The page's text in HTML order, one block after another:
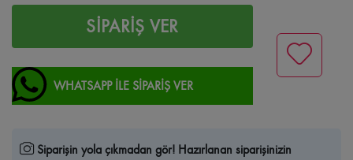
SİPARİŞ VER
WHATSAPP İLE SİPARİŞ VER
Siparişin yola çıkmadan gör! Hazırlanan siparişinizin